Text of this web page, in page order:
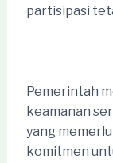
partisipasi
Pemerintah
keamanan
yang
komitmen